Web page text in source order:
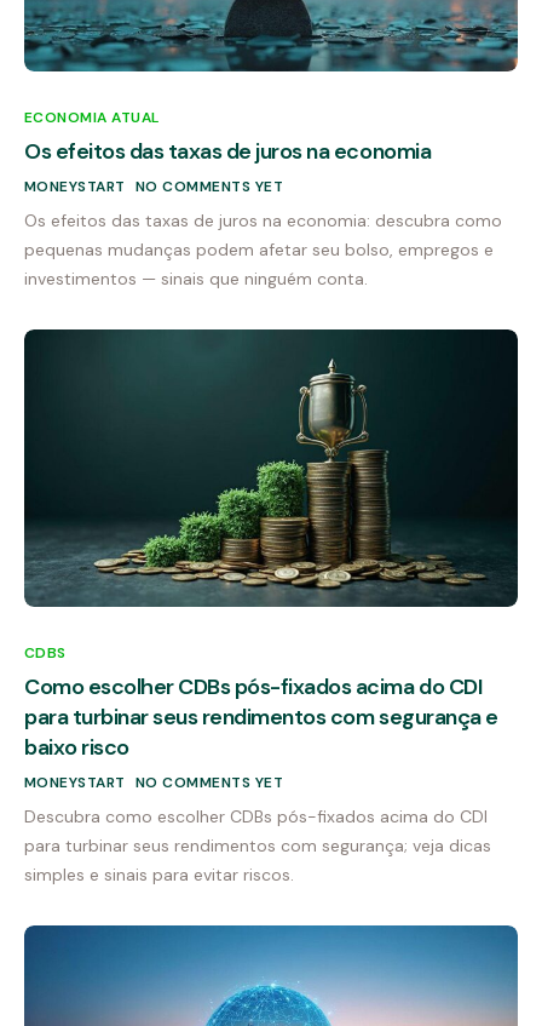
ECONOMIA ATUAL
Os efeitos das taxas de juros na economia
MONEYSTART NO COMMENTS YET
Os efeitos das taxas de juros na economia: descubra como
pequenas mudanças podem afetar seu bolso, empregos e
investimentos — sinais que ninguém conta.
CDBS
Como escolher CDBs pós-fixados acima do CDI
para turbinar seus rendimentos com segurança e
baixo risco
MONEYSTART NO COMMENTS YET
Descubra como escolher CDBs pós-fixados acima do CDI
para turbinar seus rendimentos com segurança; veja dicas
simples e sinais para evitar riscos.